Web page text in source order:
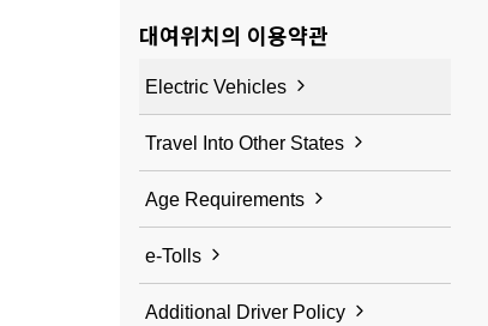
대여위치의 이용약관
Electric Vehicles
Travel Into Other States
Age Requirements
e-Tolls
Additional Driver Policy